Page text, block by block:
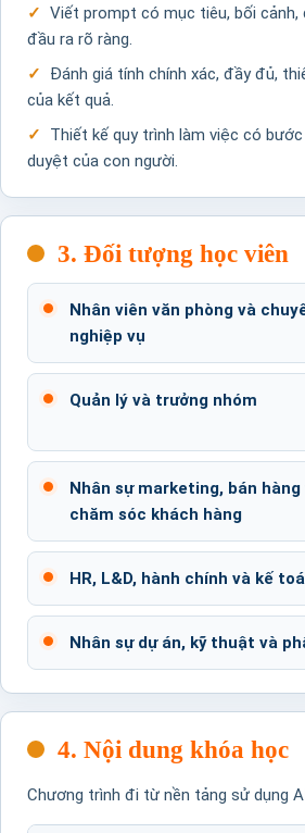
Viết prompt có mục tiêu, bối cảnh,
đầu ra rõ ràng.
Đánh giá tính chính xác, đầy đủ,
của kết quả.
Thiết kế quy trình làm việc có
duyệt của con người.
3. Đối tượng học viên
Nhân viên văn phòng và
nghiệp vụ
Quản lý và trưởng nhóm
Nhân sự marketing, bán hàng
chăm sóc khách hàng
HR, L&D, hành chính và kế
Nhân sự dự án, kỹ thuật và
4. Nội dung khóa học
Chương trình đi từ nền tảng sử dụng